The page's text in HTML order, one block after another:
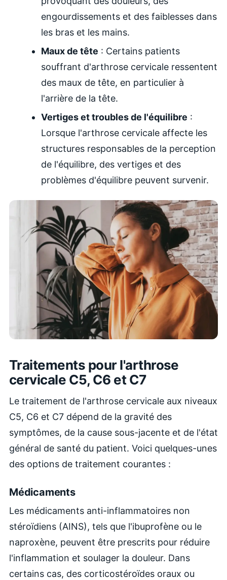
engourdissements et des faiblesses dans
les bras et les mains.
Maux de tête : Certains patients
souffrant d'arthrose cervicale ressentent
des maux de tête, en particulier à
l'arrière de la tête.
Vertiges et troubles de l'équilibre :
Lorsque l'arthrose cervicale affecte les
structures responsables de la perception
de l'équilibre, des vertiges et des
problèmes d'équilibre peuvent survenir.
Traitements pour l'arthrose
cervicale C5, C6 et C7
Le traitement de l'arthrose cervicale aux niveaux
C5, C6 et C7 dépend de la gravité des
symptômes, de la cause sous-jacente et de l'état
général de santé du patient. Voici quelques-unes
des options de traitement courantes :
Médicaments
Les médicaments anti-inflammatoires non
stéroïdiens (AINS), tels que l'ibuprofène ou le
naproxène, peuvent être prescrits pour réduire
l'inflammation et soulager la douleur. Dans
certains cas, des corticostéroïdes oraux ou